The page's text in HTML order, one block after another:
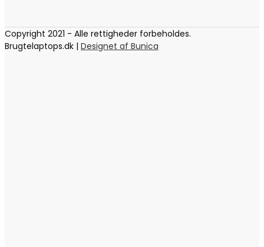
Copyright 2021 - Alle rettigheder forbeholdes.
Brugtelaptops.dk | Designet af Bunica